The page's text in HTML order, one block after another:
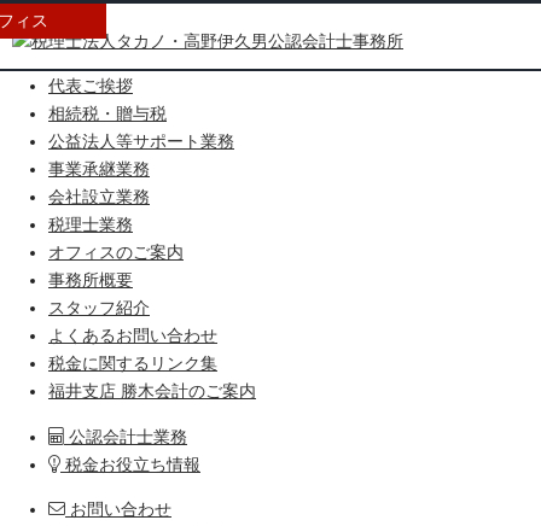
代表ご挨拶
相続税・贈与税
公益法人等サポート業務
事業承継業務
会社設立業務
税理士業務
オフィスのご案内
事務所概要
スタッフ紹介
よくあるお問い合わせ
税金に関するリンク集
福井支店 勝木会計のご案内
公認会計士業務
税金お役立ち情報
お問い合わせ
ィス